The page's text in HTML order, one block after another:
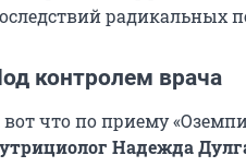
радикальных
контролем врача
что по приему
Надежда